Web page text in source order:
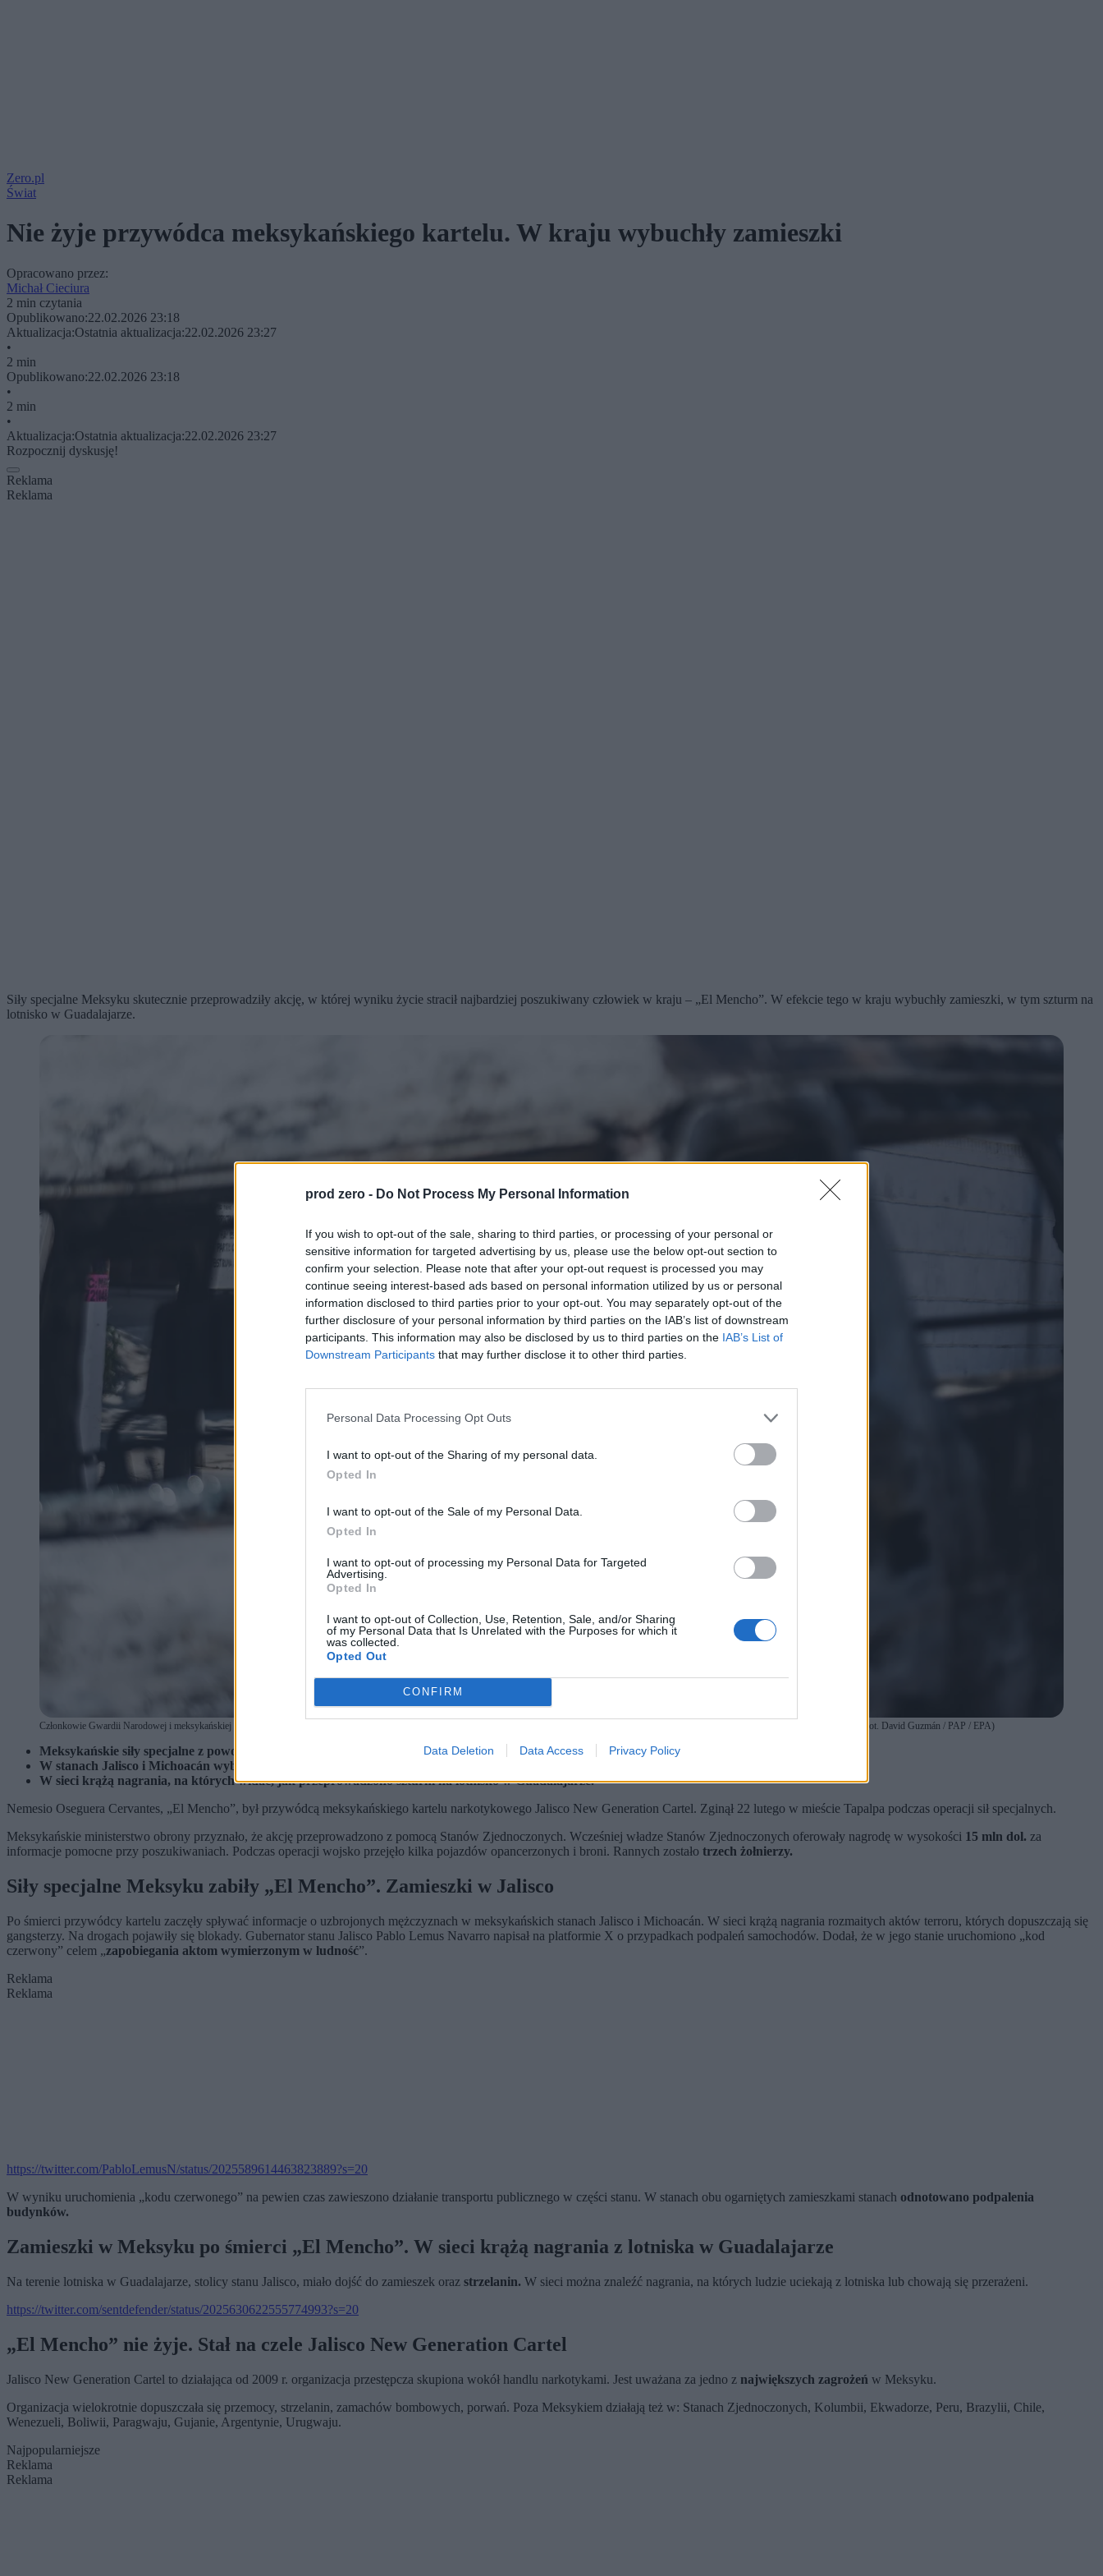
prod zero - Do Not Process My Personal Information
If you wish to opt-out of the sale, sharing to third parties, or processing of your personal or
sensitive information for targeted advertising by us, please use the below opt-out section to
confirm your selection. Please note that after your opt-out request is processed you may
continue seeing interest-based ads based on personal information utilized by us or personal
information disclosed to third parties prior to your opt-out. You may separately opt-out of the
further disclosure of your personal information by third parties on the IAB’s list of downstream
participants. This information may also be disclosed by us to third parties on the IAB’s List of
Downstream Participants that may further disclose it to other third parties.
Personal Data Processing Opt Outs
I want to opt-out of the Sharing of my personal data.
Opted In
I want to opt-out of the Sale of my Personal Data.
Opted In
I want to opt-out of processing my Personal Data for Targeted
Advertising.
Opted In
I want to opt-out of Collection, Use, Retention, Sale, and/or Sharing
of my Personal Data that Is Unrelated with the Purposes for which it
was collected.
Opted Out
CONFIRM
Data Deletion Data Access Privacy Policy
Zero.pl
Świat
Nie żyje przywódca meksykańskiego kartelu. W kraju wybuchły zamieszki
Opracowano przez:
Michał Cieciura
2 min czytania
Opublikowano:22.02.2026 23:18
Aktualizacja:Ostatnia aktualizacja:22.02.2026 23:27
•
2 min
Opublikowano:22.02.2026 23:18
•
2 min
•
Aktualizacja:Ostatnia aktualizacja:22.02.2026 23:27
Rozpocznij dyskusję!
Reklama
Reklama
Siły specjalne Meksyku skutecznie przeprowadziły akcję, w której wyniku życie stracił najbardziej poszukiwany człowiek w kraju – „El Mencho”. W efekcie tego w kraju wybuchły zamieszki, w tym szturm na
lotnisko w Guadalajarze.
Członkowie Gwardii Narodowej i meksykańskiej armii monitorują obszar, na którym podejrzewani o działalność przestępczą członkowie zorganizowanej grupy przestępczej podpalili autobus w kurorcie Acapulco (fot. David Guzmán / PAP / EPA)
Meksykańskie siły specjalne z powodzeniem przeprowadziły operację, w wyniku której zginął „El Mencho”
W stanach Jalisco i Michoacán wybuchły zamieszki. Odnotowano podpalenia i strzelaniny.
W sieci krążą nagrania, na których widać, jak przeprowadzono szturm na lotnisko w Guadalajarze.
Nemesio Oseguera Cervantes, „El Mencho”, był przywódcą meksykańskiego kartelu narkotykowego Jalisco New Generation Cartel. Zginął 22 lutego w mieście Tapalpa podczas operacji sił specjalnych.
Meksykańskie ministerstwo obrony przyznało, że akcję przeprowadzono z pomocą Stanów Zjednoczonych. Wcześniej władze Stanów Zjednoczonych oferowały nagrodę w wysokości 15 mln dol. za
informacje pomocne przy poszukiwaniach. Podczas operacji wojsko przejęło kilka pojazdów opancerzonych i broni. Rannych zostało trzech żołnierzy.
Siły specjalne Meksyku zabiły „El Mencho”. Zamieszki w Jalisco
Po śmierci przywódcy kartelu zaczęły spływać informacje o uzbrojonych mężczyznach w meksykańskich stanach Jalisco i Michoacán. W sieci krążą nagrania rozmaitych aktów terroru, których dopuszczają się
gangsterzy. Na drogach pojawiły się blokady. Gubernator stanu Jalisco Pablo Lemus Navarro napisał na platformie X o przypadkach podpaleń samochodów. Dodał, że w jego stanie uruchomiono „kod
czerwony” celem „zapobiegania aktom wymierzonym w ludność”.
Reklama
Reklama
https://twitter.com/PabloLemusN/status/2025589614463823889?s=20
W wyniku uruchomienia „kodu czerwonego” na pewien czas zawieszono działanie transportu publicznego w części stanu. W stanach obu ogarniętych zamieszkami stanach odnotowano podpalenia
budynków.
Zamieszki w Meksyku po śmierci „El Mencho”. W sieci krążą nagrania z lotniska w Guadalajarze
Na terenie lotniska w Guadalajarze, stolicy stanu Jalisco, miało dojść do zamieszek oraz strzelanin. W sieci można znaleźć nagrania, na których ludzie uciekają z lotniska lub chowają się przerażeni.
https://twitter.com/sentdefender/status/2025630622555774993?s=20
„El Mencho” nie żyje. Stał na czele Jalisco New Generation Cartel
Jalisco New Generation Cartel to działająca od 2009 r. organizacja przestępcza skupiona wokół handlu narkotykami. Jest uważana za jedno z największych zagrożeń w Meksyku.
Organizacja wielokrotnie dopuszczała się przemocy, strzelanin, zamachów bombowych, porwań. Poza Meksykiem działają też w: Stanach Zjednoczonych, Kolumbii, Ekwadorze, Peru, Brazylii, Chile,
Wenezueli, Boliwii, Paragwaju, Gujanie, Argentynie, Urugwaju.
Najpopularniejsze
Reklama
Reklama